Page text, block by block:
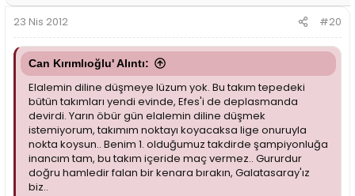
23 Nis 2012 #20
Can Kırımlıoğlu' Alıntı:
Elalemin diline düşmeye lüzum yok. Bu takım tepedeki
bütün takımları yendi evinde, Efes'i de deplasmanda
devirdi. Yarın öbür gün elalemin diline düşmek
istemiyorum, takımım noktayı koyacaksa lige onuruyla
nokta koysun.. Benim 1. olduğumuz takdirde şampiyonluğa
inancım tam, bu takım içeride maç vermez.. Gururdur
doğru hamledir falan bir kenara bırakın, Galatasaray'ız
biz..